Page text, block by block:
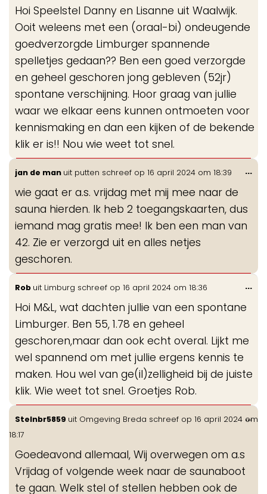
Hoi Speelstel Danny en Lisanne uit Waalwijk.
Ooit weleens met een (oraal-bi) ondeugende
goedverzorgde Limburger spannende
spelletjes gedaan?? Ben een goed verzorgde
en geheel geschoren jong gebleven (52jr)
spontane verschijning. Hoor graag van jullie
waar we elkaar eens kunnen ontmoeten voor
kennismaking en dan een kijken of de bekende
klik er is!! Nou wie weet tot snel.
jan de man uit putten schreef op 16 april 2024 om 18:39
wie gaat er a.s. vrijdag met mij mee naar de
sauna hierden. Ik heb 2 toegangskaarten, dus
iemand mag gratis mee! Ik ben een man van
42. Zie er verzorgd uit en alles netjes
geschoren.
...
Rob uit Limburg schreef op 16 april 2024 om 18:36
Hoi M&L, wat dachten jullie van een spontane
Limburger. Ben 55, 1.78 en geheel
geschoren,maar dan ook echt overal. Lijkt me
wel spannend om met jullie ergens kennis te
maken. Hou wel van ge(il)zelligheid bij de juiste
klik. Wie weet tot snel. Groetjes Rob.
...
Stelnbr5859 uit Omgeving Breda schreef op 16 april 2024 om
18:17
Goedeavond allemaal, Wij overwegen om a.s
Vrijdag of volgende week naar de saunaboot
te gaan. Welk stel of stellen hebben ook de
...